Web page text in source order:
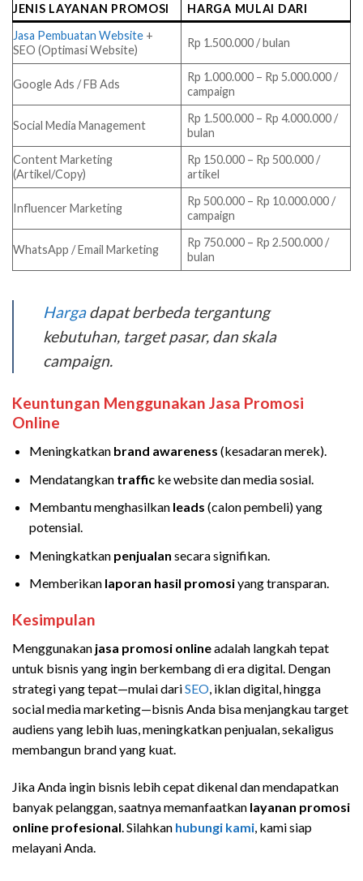
JENIS LAYANAN PROMOSI
HARGA MULAI DARI
Jasa Pembuatan Website +
SEO (Optimasi Website)
Rp 1.500.000 / bulan
Google Ads / FB Ads
Rp 1.000.000 – Rp 5.000.000 /
campaign
Social Media Management
Rp 1.500.000 – Rp 4.000.000 /
bulan
Content Marketing
(Artikel/Copy)
Rp 150.000 – Rp 500.000 /
artikel
Influencer Marketing
Rp 500.000 – Rp 10.000.000 /
campaign
WhatsApp / Email Marketing
Rp 750.000 – Rp 2.500.000 /
bulan
Hargadapat berbeda tergantung
kebutuhan, target pasar, dan skala
campaign.
Keuntungan Menggunakan Jasa Promosi
Online
Meningkatkan brand awareness (kesadaran merek).
Mendatangkan trafficke website dan media sosial.
Membantu menghasilkan leads (calon pembeli) yang
potensial.
Meningkatkan penjualan secara signifikan.
Memberikan laporan hasil promosiyang transparan.
Kesimpulan
Menggunakan jasa promosi onlineadalah langkah tepat
untuk bisnis yang ingin berkembang di era digital. Dengan
strategi yang tepat—mulai dariSEO , iklan digital, hingga
social media marketing—bisnis Anda bisa menjangkau target
audiens yang lebih luas, meningkatkan penjualan, sekaligus
membangun brand yang kuat.
Jika Anda ingin bisnis lebih cepat dikenal dan mendapatkan
banyak pelanggan, saatnya memanfaatkan layanan promosi
online profesional . Silahkan hubungi kami , kami siap
melayani Anda.